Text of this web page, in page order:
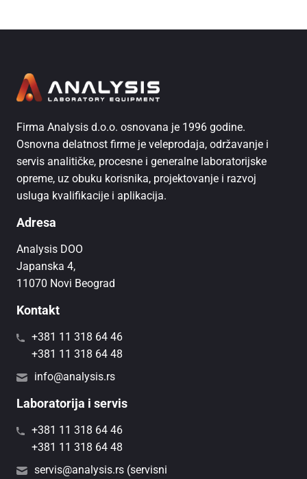
Firma Analysis d.o.o. osnovana je 1996 godine.
Osnovna delatnost firme je veleprodaja, održavanje i
servis analitičke, procesne i generalne laboratorijske
opreme, uz obuku korisnika, projektovanje i razvoj
usluga kvalifikacije i aplikacija.
Adresa
Analysis DOO
Japanska 4,
11070 Novi Beograd
Kontakt
+381 11 318 64 46
+381 11 318 64 48
info@analysis.rs
Laboratorija i servis
+381 11 318 64 46
+381 11 318 64 48
servis@analysis.rs (servisni